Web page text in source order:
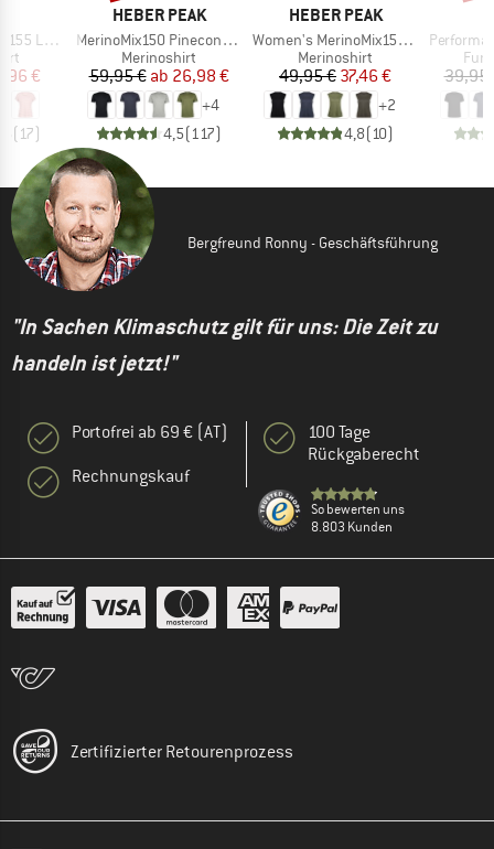
Shirt Striped
Preis
€
(17)
MARKE
HEBER PEAK
Artikel
MerinoMix150 PineconeHe. II T-Shirt
Produktgruppe
Merinoshirt
Preis
59,95 € reduzierter Preis
ab 26,98 €
+4
4,5(117)
MARKE
HEBER PEAK
Artikel
Women's MerinoMix150 PineconeHe. Loose Tank
Produktgruppe
Merinoshirt
Preis
49,95 €reduzierter Preis
37,46 €
+2
4,8(10)
Artikel
39,95
Bergfreund Ronny - Geschäftsführung
"In Sachen Klimaschutz gilt für uns: Die Zeit zu
handeln ist jetzt!"
Portofrei ab 69 € (AT)
Rechnungskauf
100 Tage
Rückgaberecht
So bewerten uns
8.803 Kunden
Zertifizierter Retourenprozess